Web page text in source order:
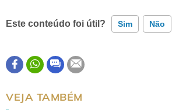
Este conteúdo foi útil? Sim Não
Este conteúdo contém informação incorreta
VEJA TAMBÉM